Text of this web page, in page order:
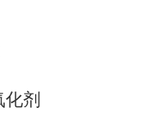
剂